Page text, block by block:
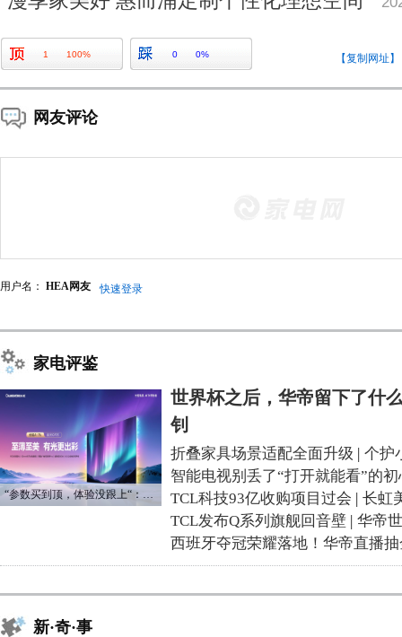
1 100% 0 0% 【复制网址】
网友评论
用户名： HEA网友 快速登录
家电评鉴
“参数买到顶，体验没跟上“：长虹追光Q70S给高端电视打了个样
世界杯之后，华帝留下了什
钊
折叠家具场景适配全面升级 | 个护
智能电视别丢了“打开就能看”的初
TCL科技93亿收购项目过会 | 长虹
TCL发布Q系列旗舰回音壁 | 华帝
西班牙夺冠荣耀落地！华帝直播
新·奇·事